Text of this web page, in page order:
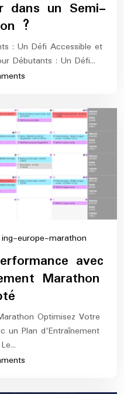
marathon
dans un Semi-
?
: Un Défi Accessible et
Débutants : Un Défi…
ing-europe-marathon
marathon
avec
Marathon
Optimisez Votre
un Plan d'Entraînement